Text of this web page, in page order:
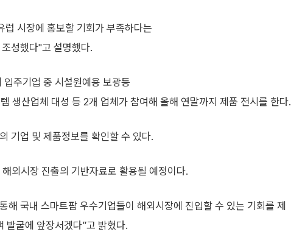
시장에 홍보할 기회가 부족하다는
성했다"고 설명했다.
주기업 중 시설원예용 보광등
생산업체 대성 등 2개 업체가 참여해 올해 연말까지 제품 전시를 한다.
기업 및 제품정보를 확인할 수 있다.
외시장 진출의 기반자료로 활용될 예정이다.
해 국내 스마트팜 우수기업들이 해외시장에 진입할 수 있는 기회를 제
발굴에 앞장서겠다”고 밝혔다.